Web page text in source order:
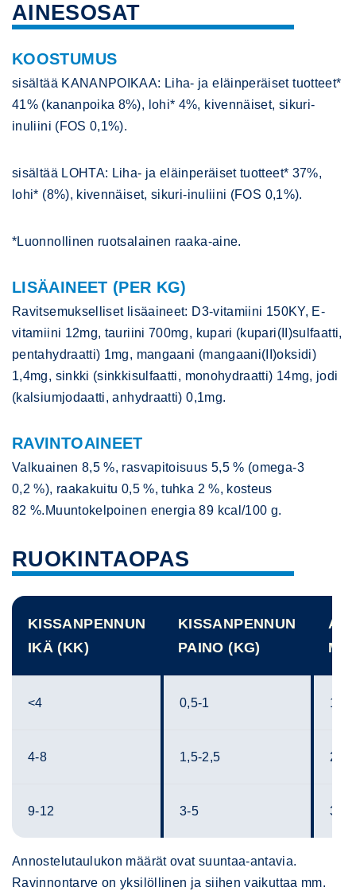
AINESOSAT
KOOSTUMUS
sisältää KANANPOIKAA: Liha- ja eläinperäiset tuotteet*
41% (kananpoika 8%), lohi* 4%, kivennäiset, sikuri-
inuliini (FOS 0,1%).
sisältää LOHTA: Liha- ja eläinperäiset tuotteet* 37%,
lohi* (8%), kivennäiset, sikuri-inuliini (FOS 0,1%).
*Luonnollinen ruotsalainen raaka-aine.
LISÄAINEET (PER KG)
Ravitsemukselliset lisäaineet: D3-vitamiini 150KY, E-
vitamiini 12mg, tauriini 700mg, kupari (kupari(II)sulfaatti,
pentahydraatti) 1mg, mangaani (mangaani(II)oksidi)
1,4mg, sinkki (sinkkisulfaatti, monohydraatti) 14mg, jodi
(kalsiumjodaatti, anhydraatti) 0,1mg.
RAVINTOAINEET
Valkuainen 8,5 %, rasvapitoisuus 5,5 % (omega-3
0,2 %), raakakuitu 0,5 %, tuhka 2 %, kosteus
82 %.Muuntokelpoinen energia 89 kcal/100 g.
RUOKINTAOPAS
KISSANPENNUN
IKÄ (KK)
KISSANPENNUN
PAINO (KG)
<4 0,5-1 1-
4-8 1,5-2,5 2-
9-12 3-5 3-
Annostelutaulukon määrät ovat suuntaa-antavia.
Ravinnontarve on yksilöllinen ja siihen vaikuttaa mm.